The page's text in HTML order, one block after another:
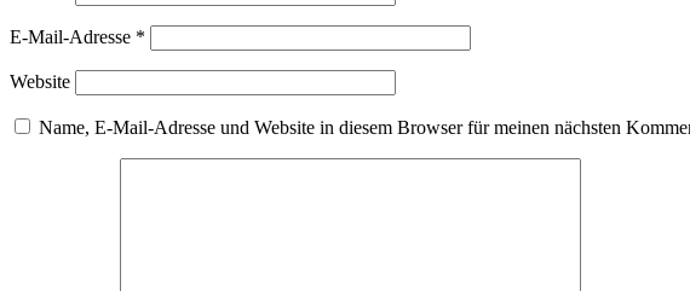
E-Mail-Adresse *
Website
Name, E-Mail-Adresse und Website in diesem Browser für meinen nächsten